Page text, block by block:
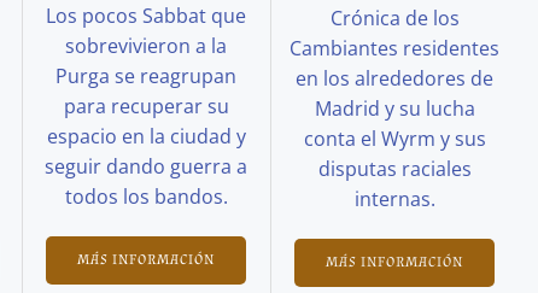
Los pocos Sabbat que
sobrevivieron a la
Purga se reagrupan
para recuperar su
espacio en la ciudad y
seguir dando guerra a
todos los bandos.
MÁS INFORMACIÓN
Crónica de los
Cambiantes residentes
en los alrededores de
Madrid y su lucha
conta el Wyrm y sus
disputas raciales
internas.
MÁS INFORMACIÓN